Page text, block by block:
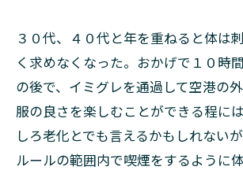
３０代、４０代と年を重ねると体は
く求めなくなった。おかげで１０時
の後で、イミグレを通過して空港の
服の良さを楽しむことができる程に
しろ老化とでも言えるかもしれない
ルールの範囲内で喫煙をするように